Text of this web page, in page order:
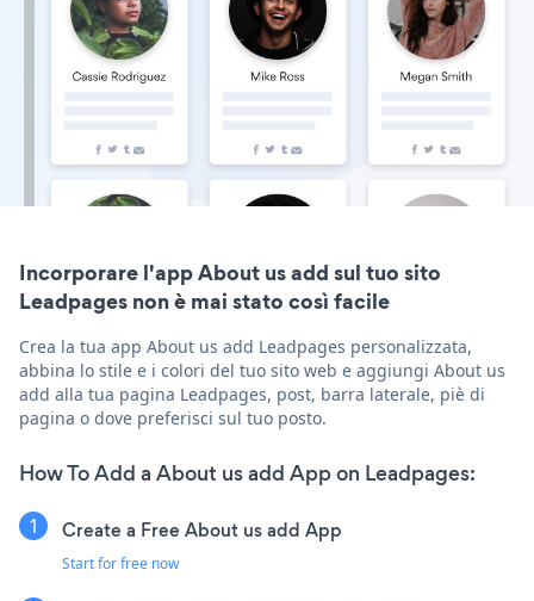
Incorporare l'app About us add sul tuo sito
Leadpages non è mai stato così facile
Crea la tua app About us add Leadpages personalizzata,
abbina lo stile e i colori del tuo sito web e aggiungi About us
add alla tua pagina Leadpages, post, barra laterale, piè di
pagina o dove preferisci sul tuo posto.
How To Add a About us add App on Leadpages:
Create a Free About us add App
Start for free now